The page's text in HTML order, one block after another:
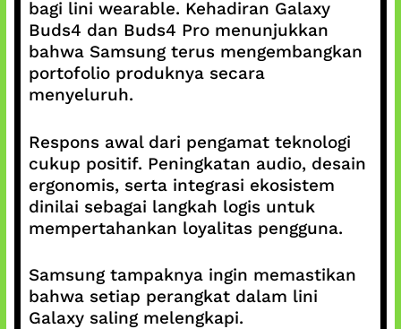
bagi lini wearable. Kehadiran Galaxy
Buds4 dan Buds4 Pro menunjukkan
bahwa Samsung terus mengembangkan
portofolio produknya secara
menyeluruh.
Respons awal dari pengamat teknologi
cukup positif. Peningkatan audio, desain
ergonomis, serta integrasi ekosistem
dinilai sebagai langkah logis untuk
mempertahankan loyalitas pengguna.
Samsung tampaknya ingin memastikan
bahwa setiap perangkat dalam lini
Galaxy saling melengkapi.